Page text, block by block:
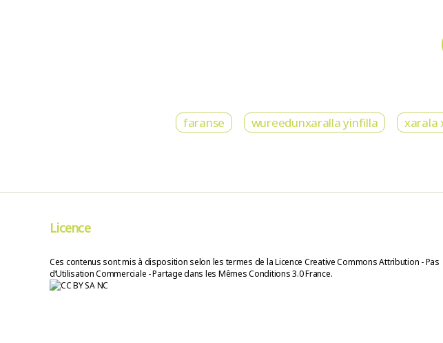
faranse wureedunxaralla yinfilla xarala
Licence
Ces contenus sont mis à disposition selon les termes de la Licence Creative Commons Attribution - Pas
d’Utilisation Commerciale - Partage dans les Mêmes Conditions 3.0 France.